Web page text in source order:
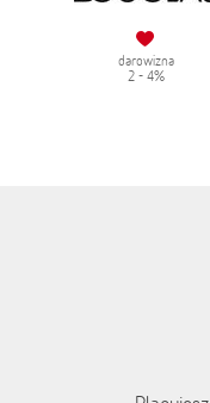
darowizna
2 - 4%